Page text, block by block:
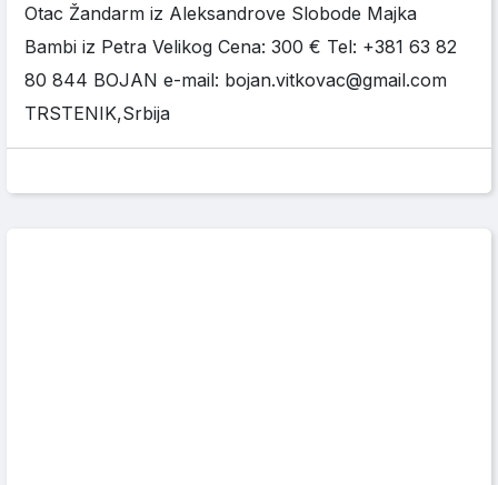
Otac Žandarm iz Aleksandrove Slobode Majka
Bambi iz Petra Velikog Cena: 300 € Tel: +381 63 82
80 844 BOJAN e-mail: bojan.vitkovac@gmail.com
TRSTENIK,Srbija